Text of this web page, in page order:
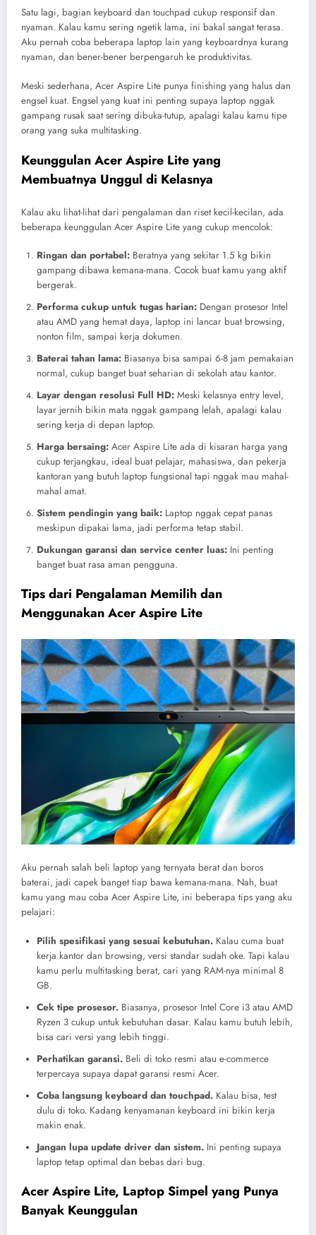
Satu lagi, bagian keyboard dan touchpad cukup responsif dan
nyaman. Kalau kamu sering ngetik lama, ini bakal sangat terasa.
Aku pernah coba beberapa laptop lain yang keyboardnya kurang
nyaman, dan bener-bener berpengaruh ke produktivitas.
Meski sederhana, Acer Aspire Lite punya finishing yang halus dan
engsel kuat. Engsel yang kuat ini penting supaya laptop nggak
gampang rusak saat sering dibuka-tutup, apalagi kalau kamu tipe
orang yang suka multitasking.
Keunggulan Acer Aspire Lite yang
Membuatnya Unggul di Kelasnya
Kalau aku lihat-lihat dari pengalaman dan riset kecil-kecilan, ada
beberapa keunggulan Acer Aspire Lite yang cukup mencolok:
Ringan dan portabel: Beratnya yang sekitar 1.5 kg bikin
gampang dibawa kemana-mana. Cocok buat kamu yang aktif
bergerak.
Performa cukup untuk tugas harian: Dengan prosesor Intel
atau AMD yang hemat daya, laptop ini lancar buat browsing,
nonton film, sampai kerja dokumen.
Baterai tahan lama: Biasanya bisa sampai 6-8 jam pemakaian
normal, cukup banget buat seharian di sekolah atau kantor.
Layar dengan resolusi Full HD: Meski kelasnya entry level,
layar jernih bikin mata nggak gampang lelah, apalagi kalau
sering kerja di depan laptop.
Harga bersaing: Acer Aspire Lite ada di kisaran harga yang
cukup terjangkau, ideal buat pelajar, mahasiswa, dan pekerja
kantoran yang butuh laptop fungsional tapi nggak mau mahal-
mahal amat.
Sistem pendingin yang baik: Laptop nggak cepat panas
meskipun dipakai lama, jadi performa tetap stabil.
Dukungan garansi dan service center luas: Ini penting
banget buat rasa aman pengguna.
Tips dari Pengalaman Memilih dan
Menggunakan Acer Aspire Lite
Aku pernah salah beli laptop yang ternyata berat dan boros
baterai, jadi capek banget tiap bawa kemana-mana. Nah, buat
kamu yang mau coba Acer Aspire Lite, ini beberapa tips yang aku
pelajari:
Pilih spesifikasi yang sesuai kebutuhan. Kalau cuma buat
kerja kantor dan browsing, versi standar sudah oke. Tapi kalau
kamu perlu multitasking berat, cari yang RAM-nya minimal 8
GB.
Cek tipe prosesor. Biasanya, prosesor Intel Core i3 atau AMD
Ryzen 3 cukup untuk kebutuhan dasar. Kalau kamu butuh lebih,
bisa cari versi yang lebih tinggi.
Perhatikan garansi. Beli di toko resmi atau e-commerce
terpercaya supaya dapat garansi resmi Acer.
Coba langsung keyboard dan touchpad. Kalau bisa, test
dulu di toko. Kadang kenyamanan keyboard ini bikin kerja
makin enak.
Jangan lupa update driver dan sistem. Ini penting supaya
laptop tetap optimal dan bebas dari bug.
Acer Aspire Lite, Laptop Simpel yang Punya
Banyak Keunggulan